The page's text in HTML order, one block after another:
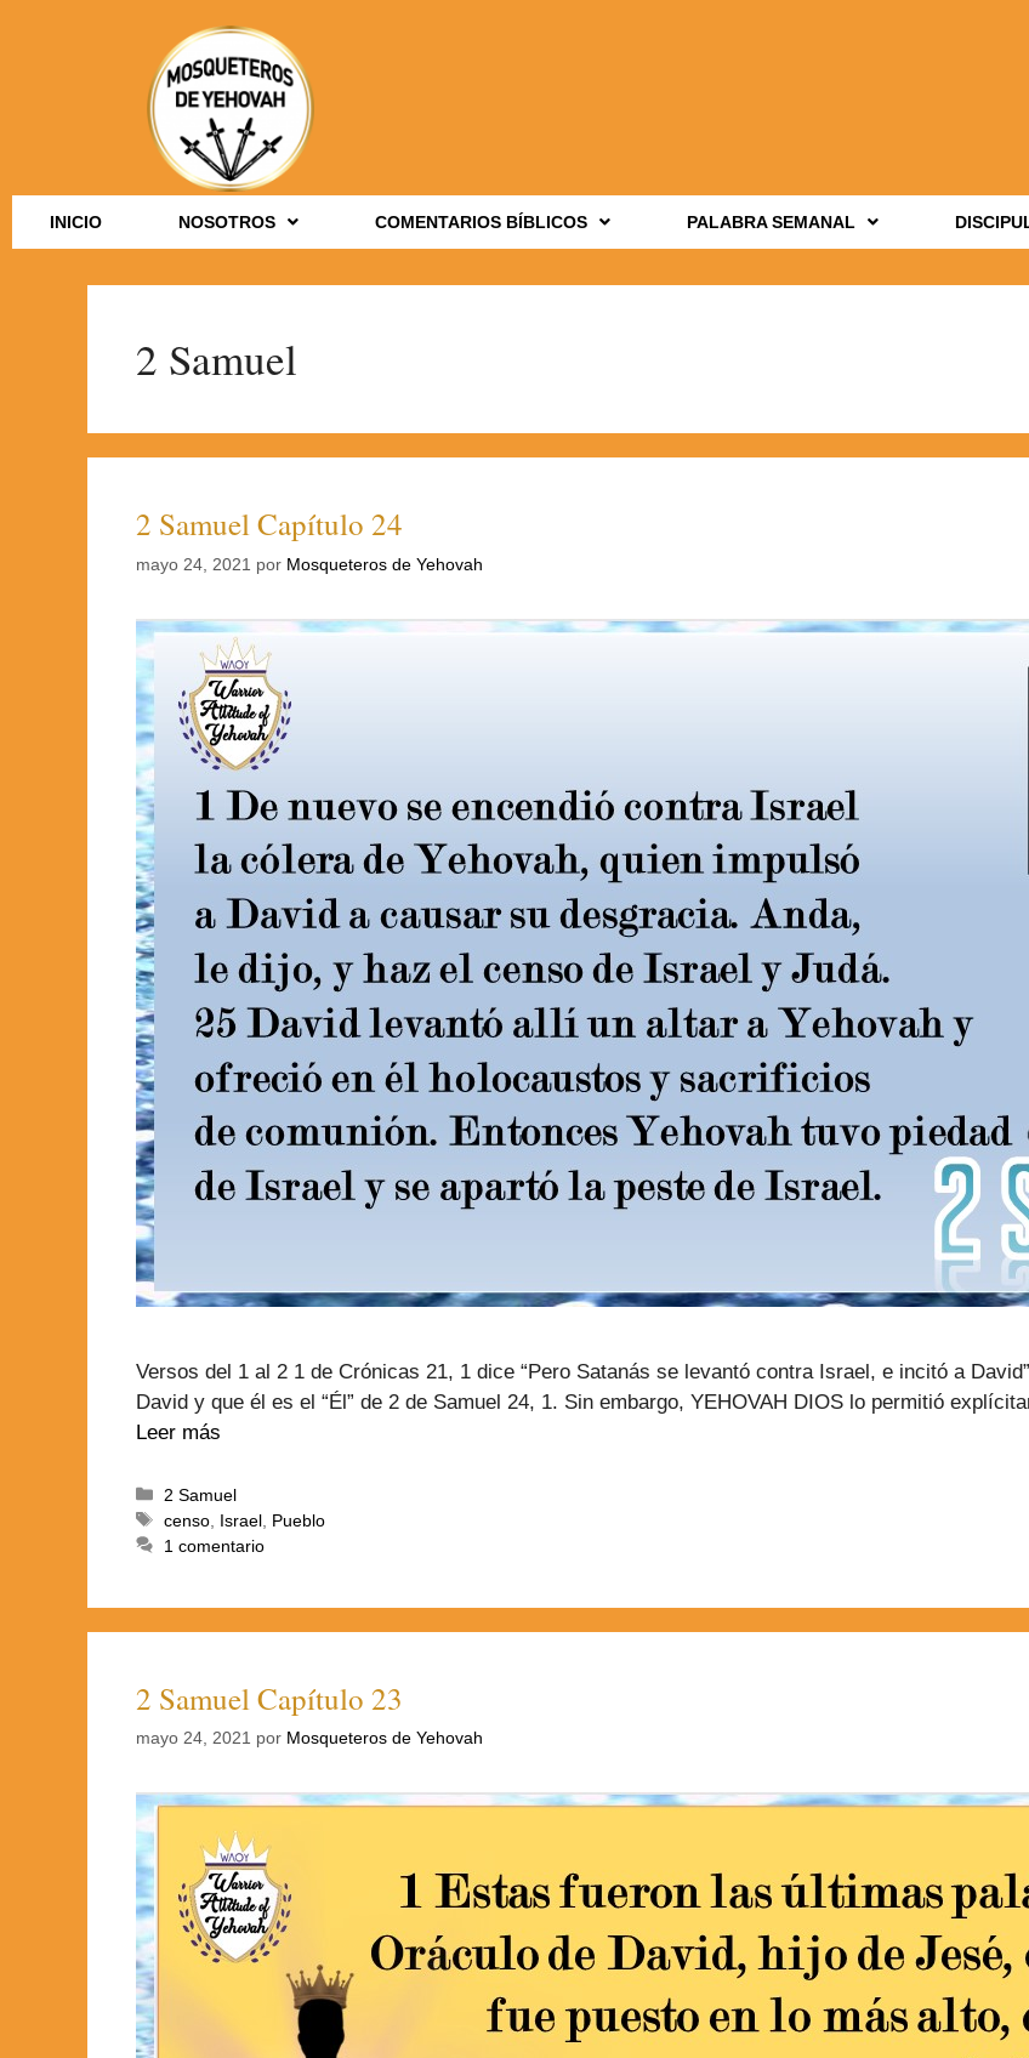
INICIO NOSOTROS COMENTARIOS BÍBLICOS PALABRA SEMANAL
2 Samuel
2 Samuel Capítulo 24
mayo 24, 2021 por Mosqueteros de Yehovah
Versos del 1 al 2 1 de Crónicas 21, 1 dice “Pero Satanás se levantó contra Israel, e incitó a
David y que él es el “Él” de 2 de Samuel 24, 1. Sin embargo, YEHOVAH DIOS lo permitió
Leer más
2 Samuel
censo Israel Pueblo
1 comentario
2 Samuel Capítulo 23
mayo 24, 2021 por Mosqueteros de Yehovah